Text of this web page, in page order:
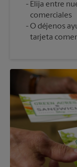
Elija entre
comerciales
O déjenos
tarjeta